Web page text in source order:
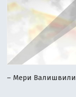
– Мери Валишвили